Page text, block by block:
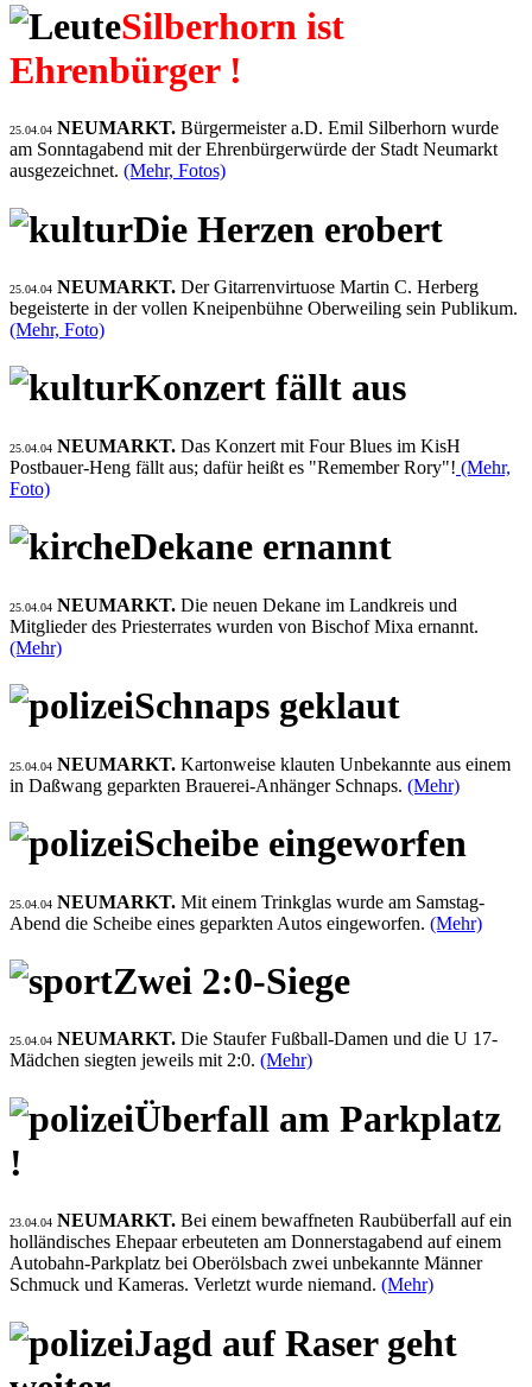
Silberhorn ist
Ehrenbürger !
25.04.04 NEUMARKT. Bürgermeister a.D. Emil Silberhorn wurde
am Sonntagabend mit der Ehrenbürgerwürde der Stadt Neumarkt
ausgezeichnet. (Mehr, Fotos)
Die Herzen erobert
25.04.04 NEUMARKT. Der Gitarrenvirtuose Martin C. Herberg
begeisterte in der vollen Kneipenbühne Oberweiling sein Publikum.
(Mehr, Foto)
Konzert fällt aus
25.04.04 NEUMARKT. Das Konzert mit Four Blues im KisH
Postbauer-Heng fällt aus; dafür heißt es "Remember Rory"! (Mehr,
Foto)
Dekane ernannt
25.04.04 NEUMARKT. Die neuen Dekane im Landkreis und
Mitglieder des Priesterrates wurden von Bischof Mixa ernannt.
(Mehr)
Schnaps geklaut
25.04.04 NEUMARKT. Kartonweise klauten Unbekannte aus einem
in Daßwang geparkten Brauerei-Anhänger Schnaps. (Mehr)
Scheibe eingeworfen
25.04.04 NEUMARKT. Mit einem Trinkglas wurde am Samstag-
Abend die Scheibe eines geparkten Autos eingeworfen. (Mehr)
Zwei 2:0-Siege
25.04.04 NEUMARKT. Die Staufer Fußball-Damen und die U 17-
Mädchen siegten jeweils mit 2:0. (Mehr)
Überfall am Parkplatz
!
23.04.04 NEUMARKT. Bei einem bewaffneten Raubüberfall auf ein
holländisches Ehepaar erbeuteten am Donnerstagabend auf einem
Autobahn-Parkplatz bei Oberölsbach zwei unbekannte Männer
Schmuck und Kameras. Verletzt wurde niemand. (Mehr)
Jagd auf Raser geht